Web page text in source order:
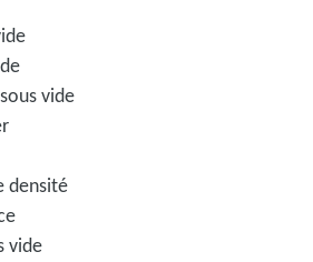
vide
densité
vide